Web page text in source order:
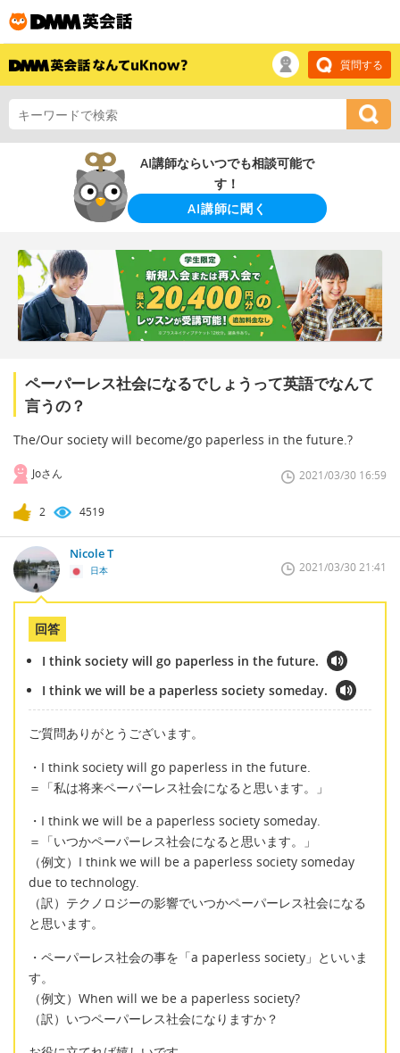
質問する
AI講師ならいつでも相談可能で
す！
AI講師に聞く
ペーパーレス社会になるでしょうって英語でなんて
言うの？
The/Our society will become/go paperless in the future.?
Joさん 2021/03/30 16:59
2 4519
Nicole T
日本 2021/03/30 21:41
回答
I think society will go paperless in the future.
I think we will be a paperless society someday.
ご質問ありがとうございます。
・I think society will go paperless in the future.
＝「私は将来ペーパーレス社会になると思います。」
・I think we will be a paperless society someday.
＝「いつかペーパーレス社会になると思います。」
（例文）I think we will be a paperless society someday
due to technology.
（訳）テクノロジーの影響でいつかペーパーレス社会になる
と思います。
・ペーパーレス社会の事を「a paperless society」といいま
す。
（例文）When will we be a paperless society?
（訳）いつペーパーレス社会になりますか？